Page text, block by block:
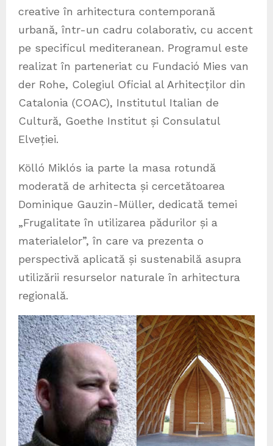
creative în arhitectura contemporană
urbană, într-un cadru colaborativ, cu accent
pe specificul mediteranean. Programul este
realizat în parteneriat cu Fundació Mies van
der Rohe, Colegiul Oficial al Arhitecților din
Catalonia (COAC), Institutul Italian de
Cultură, Goethe Institut și Consulatul
Elveției.
Kölló Miklós ia parte la masa rotundă
moderată de arhitecta și cercetătoarea
Dominique Gauzin-Müller, dedicată temei
„Frugalitate în utilizarea pădurilor și a
materialelor”, în care va prezenta o
perspectivă aplicată și sustenabilă asupra
utilizării resurselor naturale în arhitectura
regională.